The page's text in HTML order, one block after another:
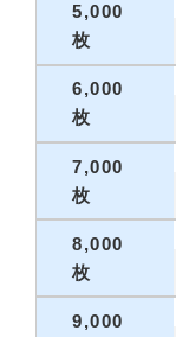
5,000
枚
6,000
枚
7,000
枚
8,000
枚
9,000